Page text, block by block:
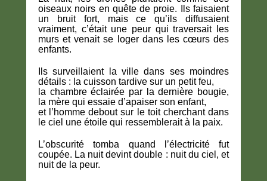
oiseaux noirs en quête de proie. Ils faisaient
un bruit fort, mais ce qu’ils diffusaient
vraiment, c’était une peur qui traversait les
murs et venait se loger dans les cœurs des
enfants.
Ils surveillaient la ville dans ses moindres
détails : la cuisson tardive sur un petit feu,
la chambre éclairée par la dernière bougie,
la mère qui essaie d’apaiser son enfant,
et l’homme debout sur le toit cherchant dans
le ciel une étoile qui ressemblerait à la paix.
L’obscurité tomba quand l’électricité fut
coupée. La nuit devint double : nuit du ciel, et
nuit de la peur.